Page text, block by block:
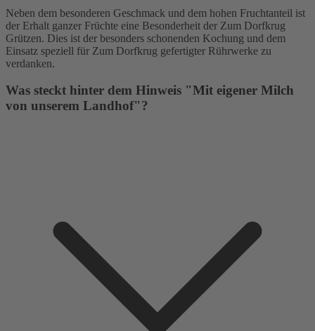
Neben dem besonderen Geschmack und dem hohen Fruchtanteil ist
der Erhalt ganzer Früchte eine Besonderheit der Zum Dorfkrug
Grützen. Dies ist der besonders schonenden Kochung und dem
Einsatz speziell für Zum Dorfkrug gefertigter Rührwerke zu
verdanken.
Was steckt hinter dem Hinweis "Mit eigener Milch
von unserem Landhof"?